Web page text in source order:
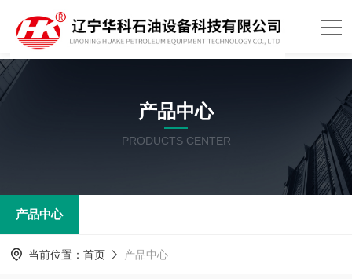
产品中心
PRODUCTS CENTER
产品中心
当前位置： 首页 产品中心